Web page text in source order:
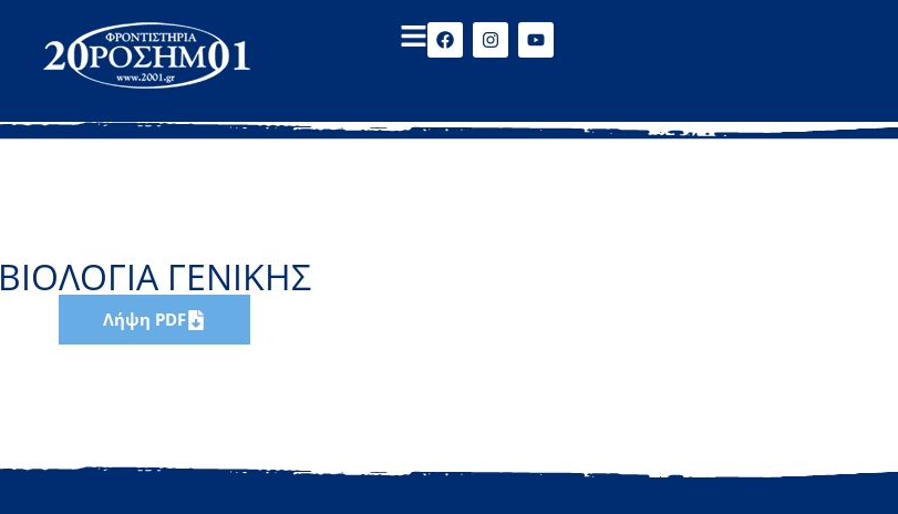
ΒΙΟΛΟΓΙΑ ΓΕΝΙΚΗΣ
Λήψη PDF